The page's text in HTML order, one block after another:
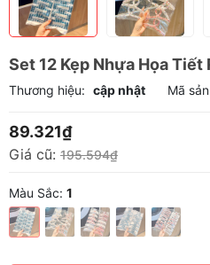
Set 12 Kẹp Nhựa Họa Tiết
Thương hiệu: cập nhật Mã
89.321₫
Giá cũ: 195.594₫
Màu Sắc: 1